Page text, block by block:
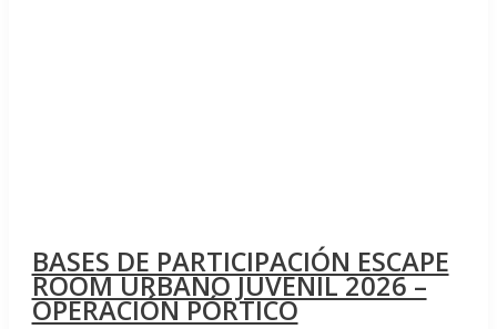
BASES DE PARTICIPACIÓN ESCAPE
ROOM URBANO JUVENIL 2026 –
OPERACIÓN PÓRTICO